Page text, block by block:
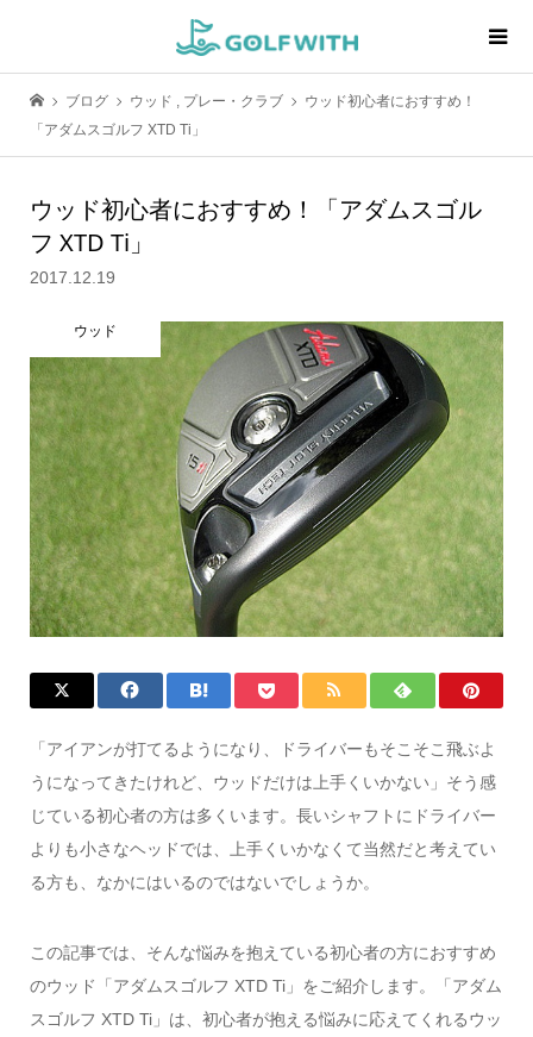
ブログ ウッド , プレー・クラブ
ウッド初心者におすすめ！
「アダムスゴルフ XTD Ti」
ウッド初心者におすすめ！「アダムスゴル
フ XTD Ti」
2017.12.19
ウッド
「アイアンが打てるようになり、ドライバーもそこそこ飛ぶよ
うになってきたけれど、ウッドだけは上手くいかない」そう感
じている初心者の方は多くいます。長いシャフトにドライバー
よりも小さなヘッドでは、上手くいかなくて当然だと考えてい
る方も、なかにはいるのではないでしょうか。
この記事では、そんな悩みを抱えている初心者の方におすすめ
のウッド「アダムスゴルフ XTD Ti」をご紹介します。「アダム
スゴルフ XTD Ti」は、初心者が抱える悩みに応えてくれるウッ